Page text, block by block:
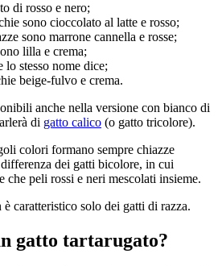
di rosso e nero;
sono cioccolato al latte e rosso;
sono marrone cannella e rosse;
lilla e crema;
lo stesso nome dice;
beige-fulvo e crema.
anche nella versione con bianco di
di gatto calico (o gatto tricolore).
colori formano sempre chiazze
dei gatti bicolore, in cui
che peli rossi e neri mescolati insieme.
caratteristico solo dei gatti di razza.
gatto tartarugato?